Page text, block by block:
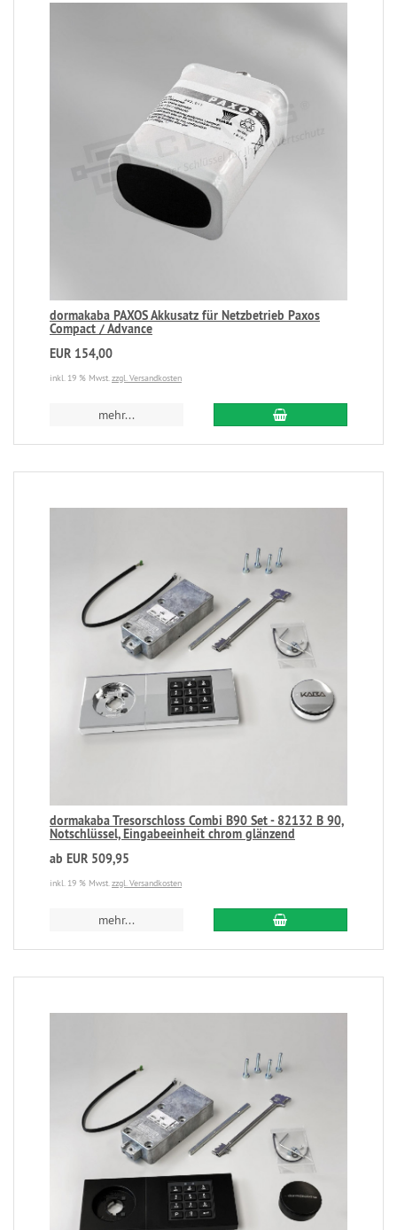
dormakaba PAXOS Akkusatz für Netzbetrieb Paxos
Compact / Advance
EUR 154,00
inkl. 19 % Mwst.zzgl. Versandkosten
mehr...
dormakaba Tresorschloss Combi B90 Set - 82132 B 90,
Notschlüssel, Eingabeeinheit chrom glänzend
ab EUR 509,95
inkl. 19 % Mwst.zzgl. Versandkosten
mehr...